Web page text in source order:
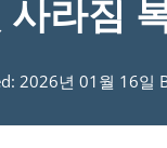
사라짐
2026년 01월 16일